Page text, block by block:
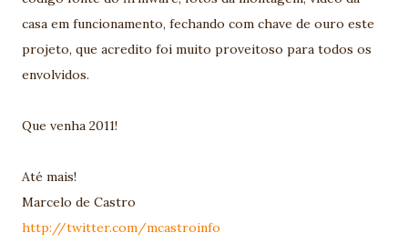
casa em funcionamento, fechando com chave de ouro este
projeto, que acredito foi muito proveitoso para todos os
envolvidos.
Que venha 2011!
Até mais!
Marcelo de Castro
http://twitter.com/mcastroinfo